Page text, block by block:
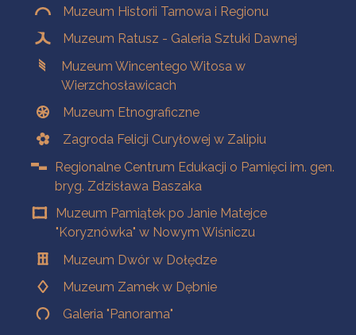
Muzeum Historii Tarnowa i Regionu
Muzeum Ratusz - Galeria Sztuki Dawnej
Muzeum Wincentego Witosa w
Wierzchosławicach
Muzeum Etnograficzne
Zagroda Felicji Curyłowej w Zalipiu
Regionalne Centrum Edukacji o Pamięci im. gen.
bryg. Zdzisława Baszaka
Muzeum Pamiątek po Janie Matejce
"Koryznówka" w Nowym Wiśniczu
Muzeum Dwór w Dołędze
Muzeum Zamek w Dębnie
Galeria "Panorama"